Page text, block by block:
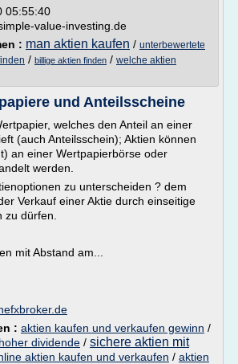
05:55:40
value-investing.de
: man aktien kaufen / unterbewertete
/ billige aktien finden / welche aktien
und Anteilsscheine
welches den Anteil an einer
(auch Anteilsschein); Aktien können
an einer Wertpapierbörse oder
werden.
zu unterscheiden ? dem
Verkauf einer Aktie durch einseitige
zu dürfen.
mit Abstand am...
: aktien kaufen und verkaufen gewinn /
dividende / sichere aktien mit
aktien kaufen und verkaufen / aktien